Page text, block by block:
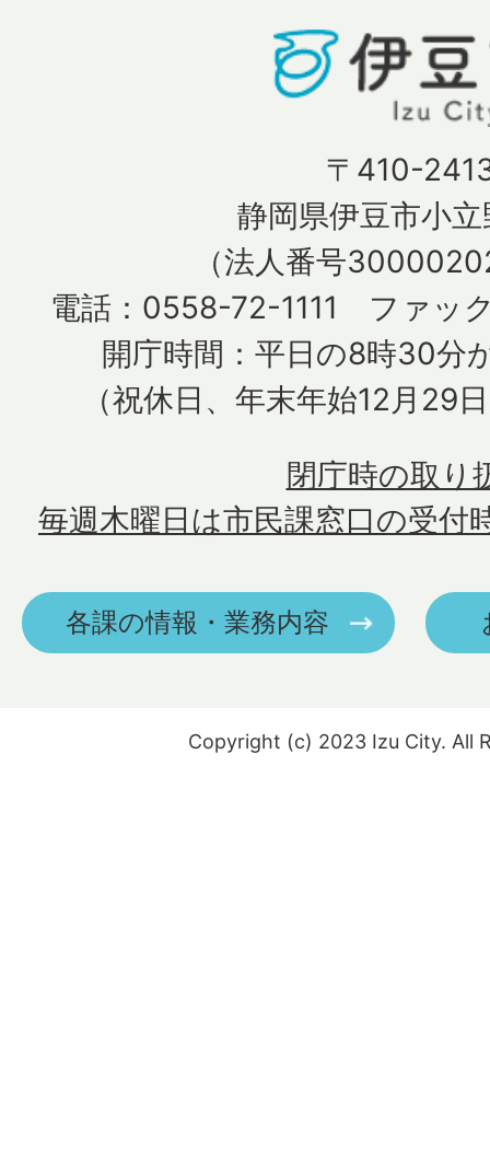
〒410-
静岡県伊豆市小
（法人番号
電話：0558-72-1111 ファッ
開庁時間：平日の8時30分
（祝休日、年末年始12月29
毎週木曜日は市民課窓口の受付
閉庁時の取り
各課の情報・業務内容
Copyright (c) 2023 Izu City. All